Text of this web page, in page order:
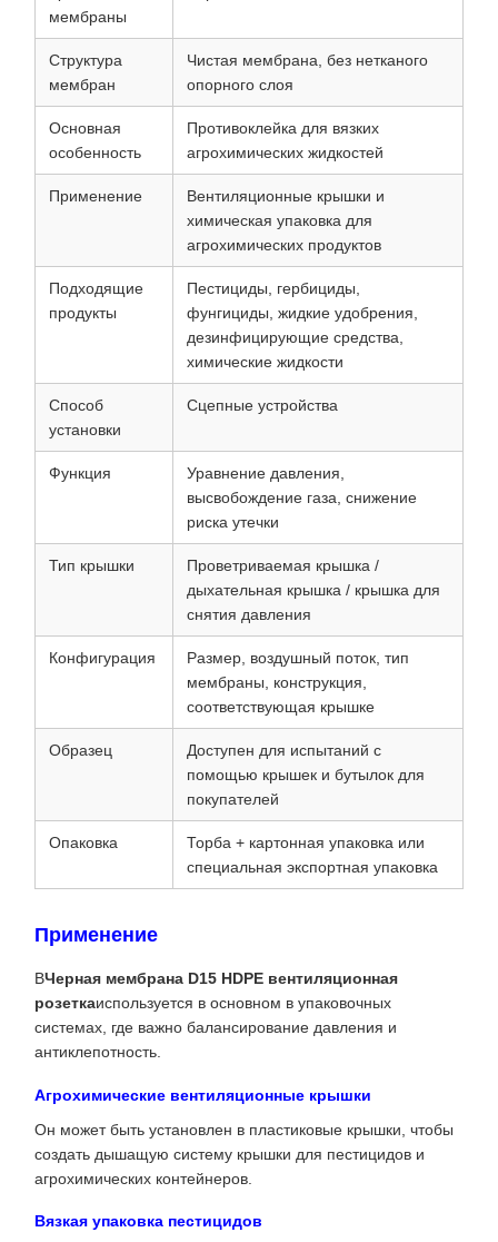
мембраны
Структура
мембран
Чистая мембрана, без нетканого
опорного слоя
Основная
особенность
Противоклейка для вязких
агрохимических жидкостей
Применение
Вентиляционные крышки и
химическая упаковка для
агрохимических продуктов
Подходящие
продукты
Пестициды, гербициды,
фунгициды, жидкие удобрения,
дезинфицирующие средства,
химические жидкости
Способ
установки
Сцепные устройства
Функция
Уравнение давления,
высвобождение газа, снижение
риска утечки
Тип крышки
Проветриваемая крышка /
дыхательная крышка / крышка для
снятия давления
Конфигурация
Размер, воздушный поток, тип
мембраны, конструкция,
соответствующая крышке
Образец
Доступен для испытаний с
помощью крышек и бутылок для
покупателей
Опаковка
Торба + картонная упаковка или
специальная экспортная упаковка
Применение
ВЧерная мембрана D15 HDPE вентиляционная
розеткаиспользуется в основном в упаковочных
системах, где важно балансирование давления и
антиклепотность.
Агрохимические вентиляционные крышки
Он может быть установлен в пластиковые крышки, чтобы
создать дышащую систему крышки для пестицидов и
агрохимических контейнеров.
Вязкая упаковка пестицидов